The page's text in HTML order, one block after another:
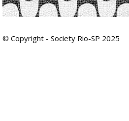
© Copyright - Society Rio-SP 2025